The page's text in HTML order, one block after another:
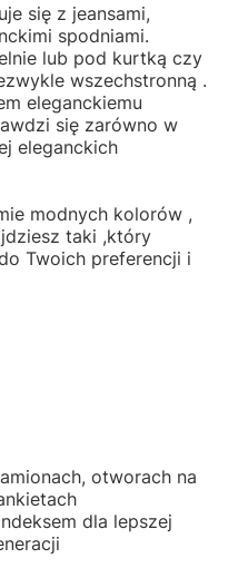
się z jeansami,
spodniami.
lub pod kurtką czy
wszechstronną .
eleganckiemu
się zarówno w
eleganckich
modnych kolorów ,
taki ,który
Twoich preferencji i
otworach na
dla lepszej